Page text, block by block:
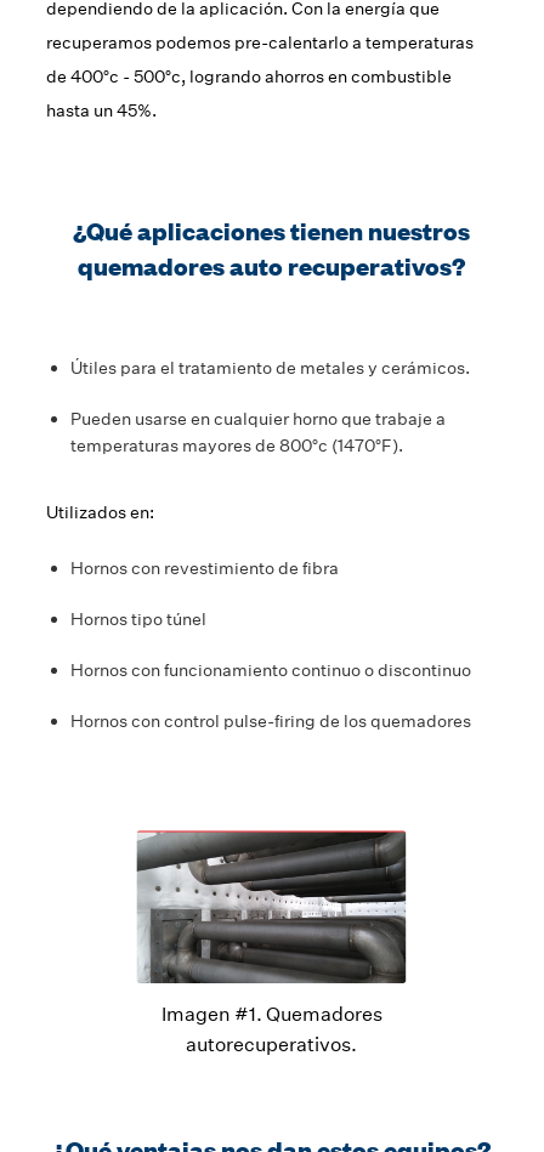
dependiendo de la aplicación. Con la energía que
recuperamos podemos pre-calentarlo a temperaturas
de 400°c - 500°c, logrando ahorros en combustible
hasta un 45%.
¿Qué aplicaciones tienen nuestros
quemadores auto recuperativos?
Útiles para el tratamiento de metales y cerámicos.
Pueden usarse en cualquier horno que trabaje a
temperaturas mayores de 800°c (1470°F).
Utilizados en:
Hornos con revestimiento de fibra
Hornos tipo túnel
Hornos con funcionamiento continuo o discontinuo
Hornos con control pulse-firing de los quemadores
Imagen #1. Quemadores
autorecuperativos.